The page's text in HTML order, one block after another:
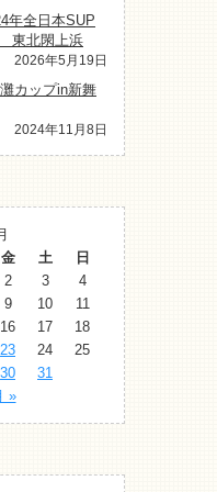
年全日本SUP
東北閖上浜
2026年5月19日
カップin新舞
2024年11月8日
金 土
日
2 3
4
9 10
11
16 17
18
23 24
25
30
31
»